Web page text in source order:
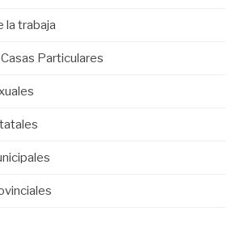
la trabaja
Particulares